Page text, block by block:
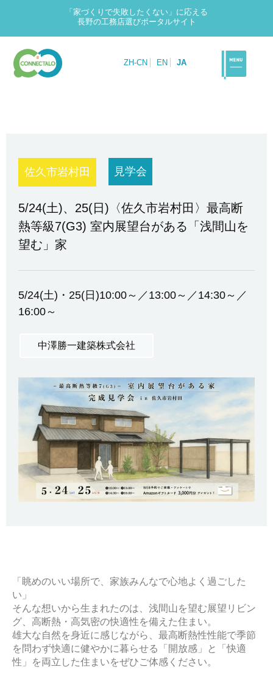
「家づくりで失敗したくない」に応える
長野の工務店選びポータルサイト
ZH-CN EN JA
佐久市岩村田 見学会
5/24(土)、25(日)〈佐久市岩村田〉最高断
熱等級7(G3) 室内展望台がある「浅間山を
望む」家
5/24(土)・25(日)10:00～／13:00～／14:30～／
16:00～
中澤勝一建築株式会社
「眺めのいい場所で、家族みんなで心地よく過ごした
い」
そんな想いから生まれたのは、浅間山を望む展望リビン
グ、高断熱・高気密の快適性を備えた住まい。
雄大な自然を身近に感じながら、最高断熱性性能で季節
を問わず快適に健やかに暮らせる「開放感」と「快適
性」を両立した住まいをぜひご体感ください。